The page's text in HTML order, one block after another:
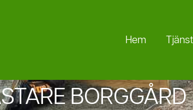
Hem
BORGGÅRD